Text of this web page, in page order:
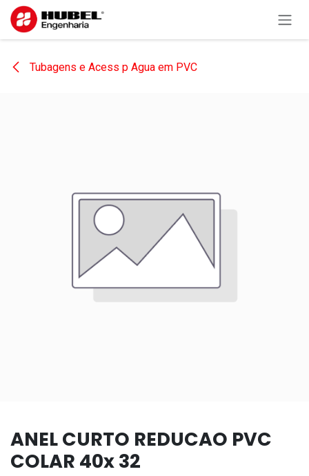
Pular para o conteúdo
Tubagens e Acess p Agua em PVC
ANEL CURTO REDUCAO PVC
COLAR 40x 32